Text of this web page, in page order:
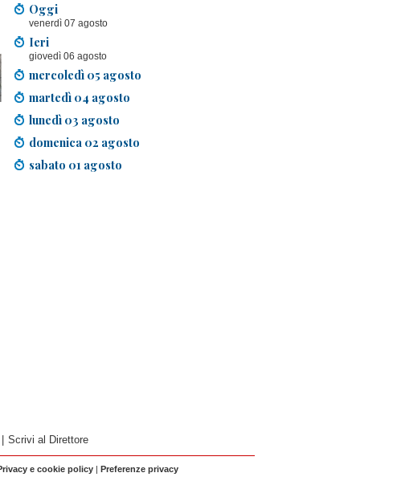
Oggi
venerdì 07 agosto
Ieri
giovedì 06 agosto
mercoledì 05 agosto
martedì 04 agosto
lunedì 03 agosto
domenica 02 agosto
sabato 01 agosto
Scrivi al Direttore
e cookie policy | Preferenze privacy